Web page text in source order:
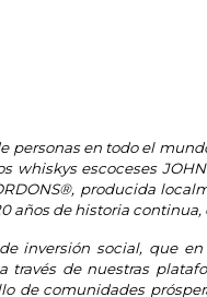
en todo el
escoceses
producida
años de historia
inversión social, que
de nuestras
de comunidades